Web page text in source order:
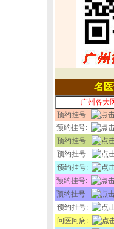
名
广州各大
预约挂号:
预约挂号:
预约挂号:
预约挂号:
预约挂号:
预约挂号:
预约挂号:
预约挂号:
问医问病: